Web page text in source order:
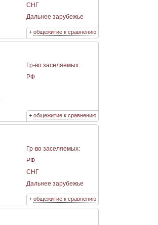
СНГ
Дальнее зарубежье
+ общежитие к сравнению
Гр-во заселяемых:
РФ
+ общежитие к сравнению
Гр-во заселяемых:
РФ
СНГ
Дальнее зарубежье
+ общежитие к сравнению